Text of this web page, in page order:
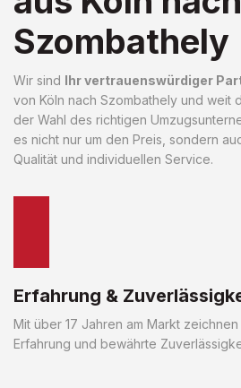
Szombathely
Wir sind Ihr vertrauenswürdiger
von Köln nach Szombathely und weit
der Wahl des richtigen
es nicht nur um den Preis, sondern
Qualität und individuellen Service.
Erfahrung &
Mit über 17 Jahren am Markt
Erfahrung und bewährte